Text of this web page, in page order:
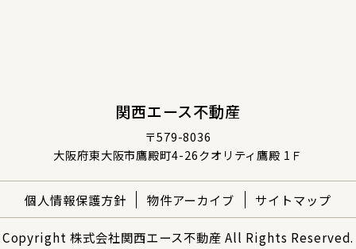
関西エース不動産
〒579-8036
大阪府東大阪市鷹殿町4-26クオリティ鷹殿 1Ｆ
個人情報保護方針 物件アーカイブ サイトマップ
Copyright 株式会社関西エース不動産 All Rights Reserved.